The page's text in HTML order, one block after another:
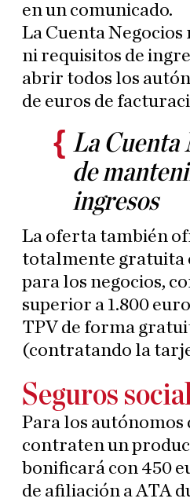
en un comunicado.
La Cuenta
ni requisitos de
abrir todos los
de euros de
La Cuenta
de
ingresos
La oferta también
totalmente gratuita
para los negocios,
superior a 1.800
TPV de forma
(contratando la
Seguros
Para los autónomos
contraten un
bonificará con 450
de afiliación a ATA